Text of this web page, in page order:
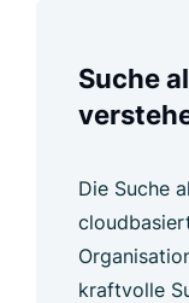
Suche
Die Suche
kraftvolle